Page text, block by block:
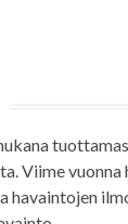
Viime
havaintojen